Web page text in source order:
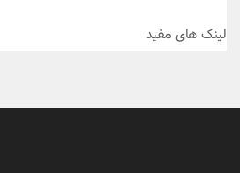
لینک های مفید